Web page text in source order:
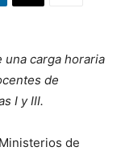
carga horaria
de
I y III.
de